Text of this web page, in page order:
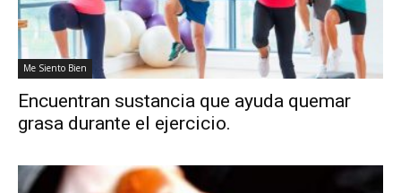
Me Siento Bien
Encuentran sustancia que ayuda quemar
grasa durante el ejercicio.